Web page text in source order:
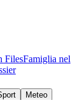
FilesFamiglia nel
Meteo